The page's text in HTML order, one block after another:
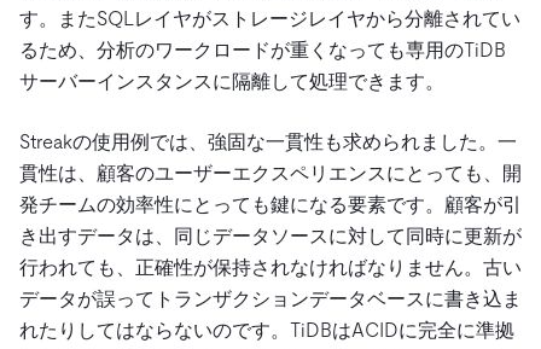
す。またSQLレイヤがストレージレイヤから分離されてい
るため、分析のワークロードが重くなっても専用のTiDB
サーバーインスタンスに隔離して処理できます。
Streakの使用例では、強固な一貫性も求められました。一
貫性は、顧客のユーザーエクスペリエンスにとっても、開
発チームの効率性にとっても鍵になる要素です。顧客が引
き出すデータは、同じデータソースに対して同時に更新が
行われても、正確性が保持されなければなりません。古い
データが誤ってトランザクションデータベースに書き込ま
れたりしてはならないのです。TiDBはACIDに完全に準拠